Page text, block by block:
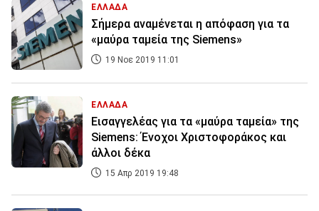
ΕΛΛΑΔΑ
Σήμερα αναμένεται η απόφαση για τα
«μαύρα ταμεία της Siemens»
19 Νοε 2019 11:01
ΕΛΛΑΔΑ
Εισαγγελέας για τα «μαύρα ταμεία» της
Siemens: Ένοχοι Χριστοφοράκος και
άλλοι δέκα
15 Απρ 2019 19:48